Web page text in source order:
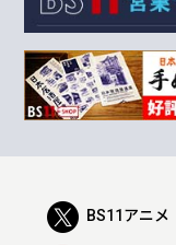
BS11アニメ